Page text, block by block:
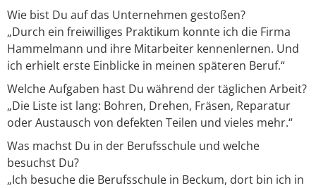
Wie bist Du auf das Unternehmen gestoßen?
„Durch ein freiwilliges Praktikum konnte ich die Firma
Hammelmann und ihre Mitarbeiter kennenlernen. Und
ich erhielt erste Einblicke in meinen späteren Beruf.“
Welche Aufgaben hast Du während der täglichen Arbeit?
„Die Liste ist lang: Bohren, Drehen, Fräsen, Reparatur
oder Austausch von defekten Teilen und vieles mehr.“
Was machst Du in der Berufsschule und welche
besuchst Du?
„Ich besuche die Berufsschule in Beckum, dort bin ich in